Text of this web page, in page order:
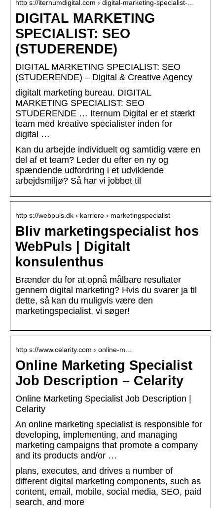
http s://iternumdigital.com › digital-marketing-specialist-…
DIGITAL MARKETING
SPECIALIST: SEO
(STUDERENDE)
DIGITAL MARKETING SPECIALIST: SEO
(STUDERENDE) – Digital & Creative Agency
digitalt marketing bureau. DIGITAL
MARKETING SPECIALIST: SEO
STUDERENDE … Iternum Digital er et stærkt
team med kreative specialister inden for
digital …
Kan du arbejde individuelt og samtidig være en
del af et team? Leder du efter en ny og
spændende udfordring i et udviklende
arbejdsmiljø? Så har vi jobbet til
http s://webpuls.dk › karriere › marketingspecialist
Bliv marketingspecialist hos
WebPuls | Digitalt
konsulenthus
Brænder du for at opnå målbare resultater
gennem digital marketing? Hvis du svarer ja til
dette, så kan du muligvis være den
marketingspecialist, vi søger!
http s://www.celarity.com › online-m…
Online Marketing Specialist
Job Description – Celarity
Online Marketing Specialist Job Description |
Celarity
An online marketing specialist is responsible for
developing, implementing, and managing
marketing campaigns that promote a company
and its products and/or …
plans, executes, and drives a number of
different digital marketing components, such as
content, email, mobile, social media, SEO, paid
search, and more